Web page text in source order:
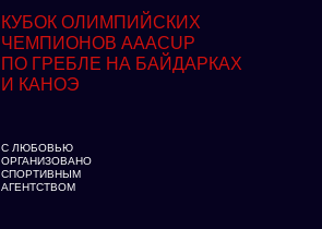
КУБОК ОЛИМПИЙСКИХ
ЧЕМПИОНОВ AAACUP
ПО ГРЕБЛЕ НА БАЙДАРКАХ
И КАНОЭ
С ЛЮБОВЬЮ
ОРГАНИЗОВАНО
СПОРТИВНЫМ
АГЕНТСТВОМ